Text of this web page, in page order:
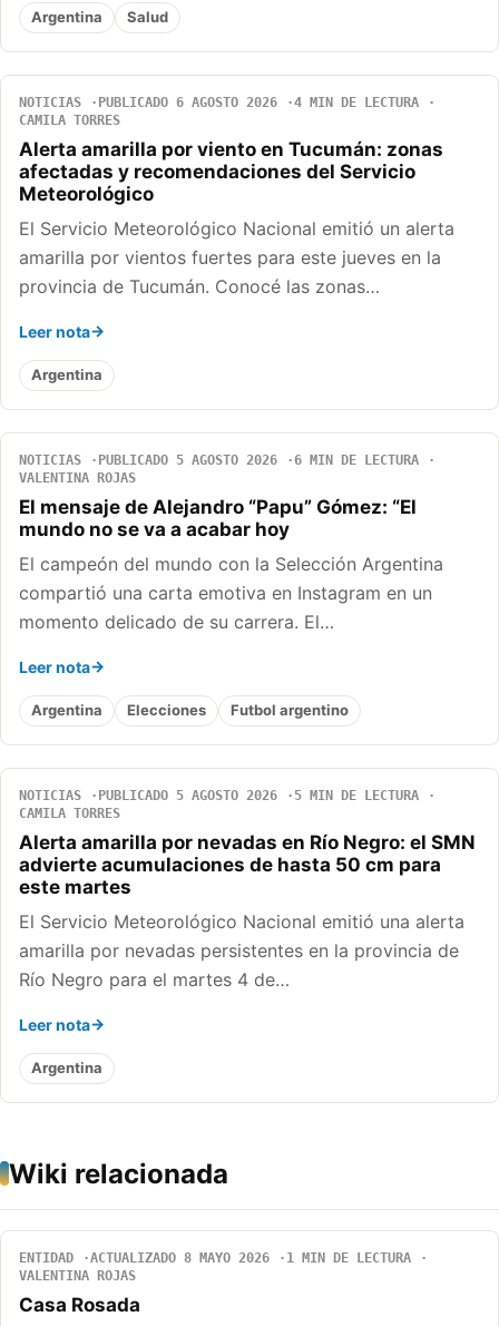
Argentina Salud
NOTICIAS PUBLICADO 6 AGOSTO 2026
4 MIN DE LECTURA
CAMILA TORRES
Alerta amarilla por viento en Tucumán: zonas
afectadas y recomendaciones del Servicio
Meteorológico
El Servicio Meteorológico Nacional emitió un alerta
amarilla por vientos fuertes para este jueves en la
provincia de Tucumán. Conocé las zonas…
Leer nota
Argentina
NOTICIAS PUBLICADO 5 AGOSTO 2026
6 MIN DE LECTURA
VALENTINA ROJAS
El mensaje de Alejandro “Papu” Gómez: “El
mundo no se va a acabar hoy
El campeón del mundo con la Selección Argentina
compartió una carta emotiva en Instagram en un
momento delicado de su carrera. El…
Leer nota
Argentina Elecciones Futbol argentino
NOTICIAS PUBLICADO 5 AGOSTO 2026
5 MIN DE LECTURA
CAMILA TORRES
Alerta amarilla por nevadas en Río Negro: el SMN
advierte acumulaciones de hasta 50 cm para
este martes
El Servicio Meteorológico Nacional emitió una alerta
amarilla por nevadas persistentes en la provincia de
Río Negro para el martes 4 de…
Leer nota
Argentina
Wiki relacionada
ENTIDAD ACTUALIZADO 8 MAYO 2026
1 MIN DE LECTURA
VALENTINA ROJAS
Casa Rosada